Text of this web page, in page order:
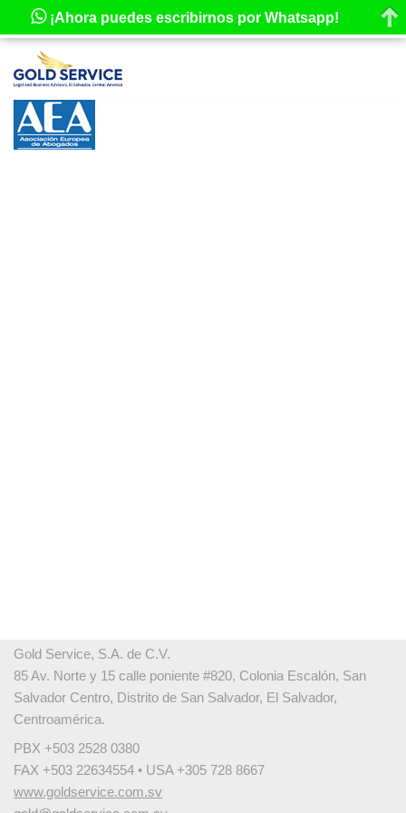
Saltar
contenido
Gold Service, S.A. de C.V.
85 Av. Norte y 15 calle poniente #820, Colonia Escalón, San
Salvador Centro, Distrito de San Salvador, El Salvador,
Centroamérica.
PBX +503 2528 0380
FAX +503 22634554 • USA +305 728 8667
www.goldservice.com.sv
¡Ahora puedes escribirnos por Whatsapp!